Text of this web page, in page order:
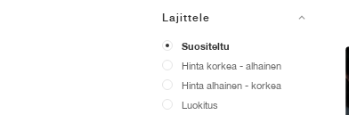
Lajittele
Suositeltu
Hinta korkea - alhainen
Hinta alhainen - korkea
Luokitus